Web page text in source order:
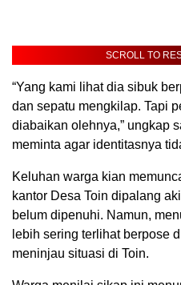
SCROLL TO
“Yang kami lihat dia sibuk
dan sepatu mengkilap. Tapi
diabaikan olehnya,” ungkap
meminta agar identitasnya
Keluhan warga kian
kantor Desa Toin dipalang
belum dipenuhi. Namun,
lebih sering terlihat berpose
meninjau situasi di Toin.